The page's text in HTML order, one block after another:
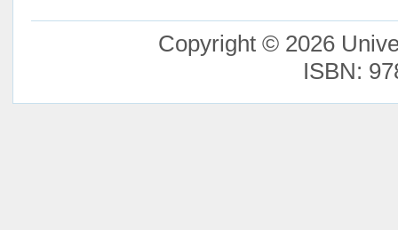
Copyright © 2026
ISBN: